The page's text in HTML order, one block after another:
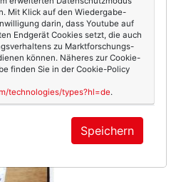
mehr
Mit Klick auf den Wiedergabe-
darin, dass Youtube auf
Endgerät Cookies setzt, die auch
zu Marktforschungs-
können. Näheres zur Cookie-
finden Sie in der Cookie-Policy
technologies/types?hl=de.
Speichern